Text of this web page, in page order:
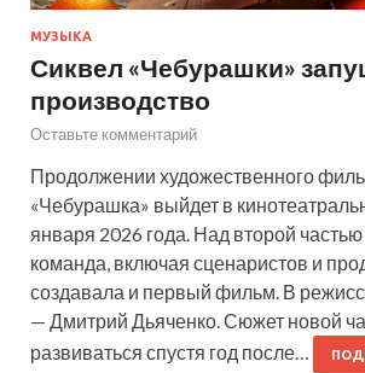
МУЗЫКА
Сиквел «Чебурашки»
производство
Оставьте комментарий
Продолжении художественного
«Чебурашка» выйдет в
января 2026 года. Над второй
команда, включая сценаристов и
создавала и первый фильм. В
— Дмитрий Дьяченко. Сюжет новой
развиваться спустя год после…